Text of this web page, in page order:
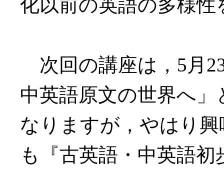
化以前の英語の多様
次回の講座は，5月
中英語原文の世界へ」
なりますが，やはり
も『古英語・中英語